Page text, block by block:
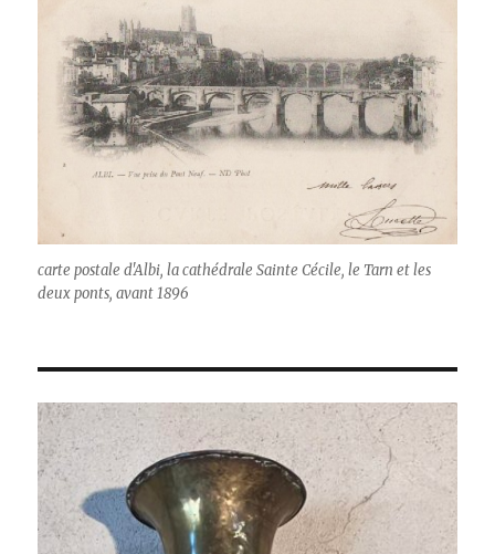
carte postale d'Albi, la cathédrale Sainte Cécile, le Tarn et les
deux ponts, avant 1896